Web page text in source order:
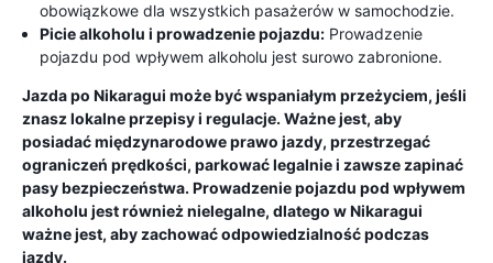
obowiązkowe dla wszystkich pasażerów w samochodzie.
Picie alkoholu i prowadzenie pojazdu: Prowadzenie
pojazdu pod wpływem alkoholu jest surowo zabronione.
Jazda po Nikaragui może być wspaniałym przeżyciem, jeśli
znasz lokalne przepisy i regulacje. Ważne jest, aby
posiadać międzynarodowe prawo jazdy, przestrzegać
ograniczeń prędkości, parkować legalnie i zawsze zapinać
pasy bezpieczeństwa. Prowadzenie pojazdu pod wpływem
alkoholu jest również nielegalne, dlatego w Nikaragui
ważne jest, aby zachować odpowiedzialność podczas
jazdy.